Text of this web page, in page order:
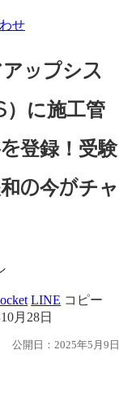
せ
ップシス
に施工管
登録！受験
の今がチャ
LINE コピー
月28日
公開日：2025年5月9日